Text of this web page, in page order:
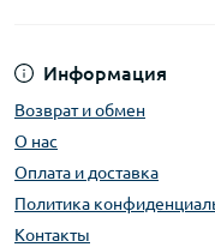
Информация
Возврат и обмен
О нас
Оплата и доставка
Политика
Контакты